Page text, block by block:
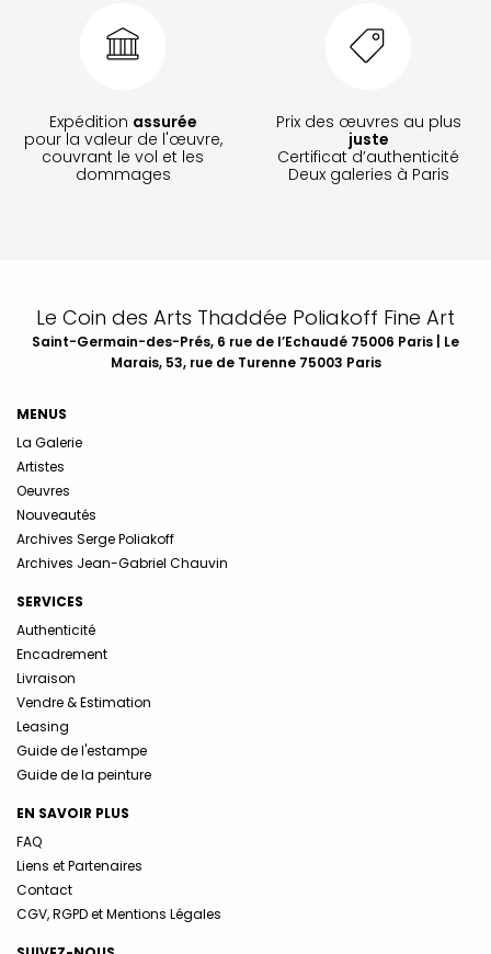
Expédition assurée
pour la valeur de l'œuvre,
couvrant le vol et les
dommages
Prix des œuvres au plus
juste
Certificat d’authenticité
Deux galeries à Paris
Le Coin des Arts Thaddée Poliakoff Fine Art
Saint-Germain-des-Prés, 6 rue de l’Echaudé 75006 Paris | Le
Marais, 53, rue de Turenne 75003 Paris
MENUS
La Galerie
Artistes
Oeuvres
Nouveautés
Archives Serge Poliakoff
Archives Jean-Gabriel Chauvin
SERVICES
Authenticité
Encadrement
Livraison
Vendre & Estimation
Leasing
Guide de l'estampe
Guide de la peinture
EN SAVOIR PLUS
FAQ
Liens et Partenaires
Contact
CGV, RGPD et Mentions Légales